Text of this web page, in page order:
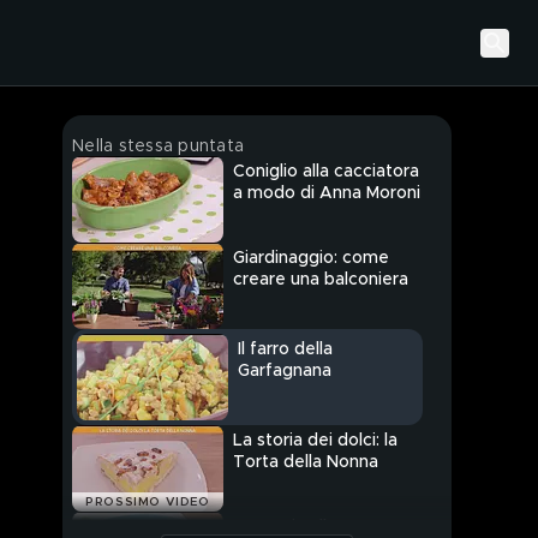
Nella stessa puntata
Coniglio alla cacciatora
a modo di Anna Moroni
Giardinaggio: come
creare una balconiera
Il farro della
Garfagnana
PROSSIMO VIDEO
La storia dei dolci: la
Torta della Nonna